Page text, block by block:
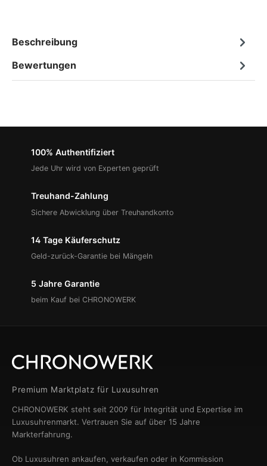
Beschreibung
Bewertungen
100% Authentifiziert
Jede Uhr wird von Experten geprüft
Treuhand-Zahlung
Sichere Abwicklung über Treuhandkonto
14 Tage Käuferschutz
Geld-zurück-Garantie bei Mängeln
5 Jahre Garantie
beim Kauf bei CHRONOWERK
Premium Marktplatz für Luxusuhren
CHRONOWERK steht seit 2009 für Integrität und Expertise im
Luxusuhrenmarkt. Vertrauen Sie auf über 15 Jahre
Markterfahrung.
Ob Luxusuhren ankaufen, verkaufen oder in Kommission